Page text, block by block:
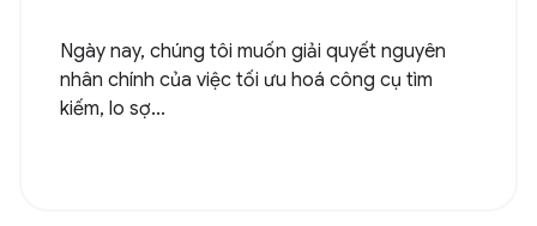
Ngày nay, chúng tôi muốn giải quyết nguyên
nhân chính của việc tối ưu hoá công cụ tìm
kiếm, lo sợ...